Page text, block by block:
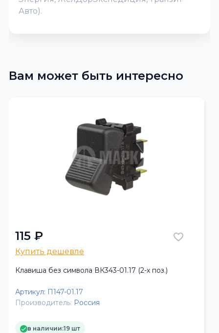
Авто).
Вам может быть интересно
115 ₽
Купить дешевле
Клавиша без символа ВК343-01.17 (2-х поз.)
Артикул: П147-01.17
Производитель: Россия
в наличии:19 шт